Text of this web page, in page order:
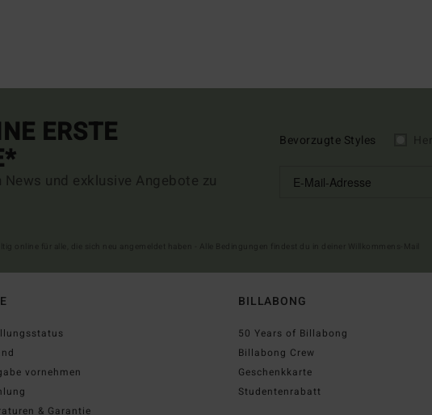
ERSTE
und exklusive Angebote zu
Bevorzugte Styles
vornehmen
& Garantie
BILLABONG
50 Years of Billabong
Billabong Crew
Geschenkkarte
Studentenrabatt